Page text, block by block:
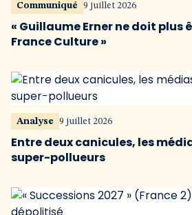
Communiqué 9 juillet 2026
« Guillaume Erner ne doit plus
France Culture »
Analyse 9 juillet 2026
Entre deux canicules, les
super-pollueurs